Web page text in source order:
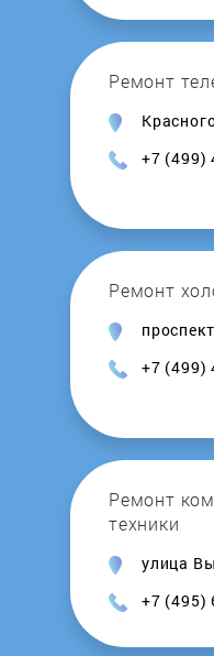
Ремонт
+7 (499)
Ремонт
+7 (499)
Ремонт
техники
улица
+7 (495)